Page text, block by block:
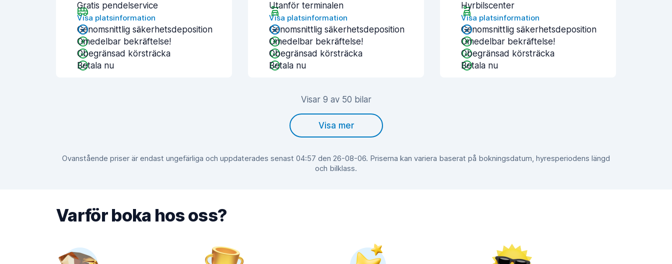
Gratis pendelservice
Visa platsinformation
Genomsnittlig säkerhetsdeposition
Omedelbar bekräftelse!
Obegränsad körsträcka
Betala nu
Utanför terminalen
Visa platsinformation
Genomsnittlig säkerhetsdeposition
Omedelbar bekräftelse!
Obegränsad körsträcka
Betala nu
Hyrbilscenter
Visa platsinformation
Genomsnittlig säkerhetsdeposition
Omedelbar bekräftelse!
Obegränsad körsträcka
Betala nu
Visar 9 av 50 bilar
Visa mer
Ovanstående priser är endast ungefärliga och uppdaterades senast 04:57 den 26-08-06. Priserna kan variera baserat på bokningsdatum, hyresperiodens längd
och bilklass.
Varför boka hos oss?